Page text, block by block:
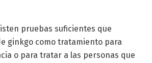
pruebas suficientes que
ginkgo como tratamiento para
o para tratar a las personas que